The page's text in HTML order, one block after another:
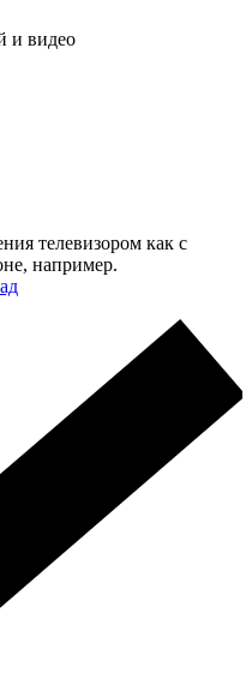
и видео
телевизором как с
например.